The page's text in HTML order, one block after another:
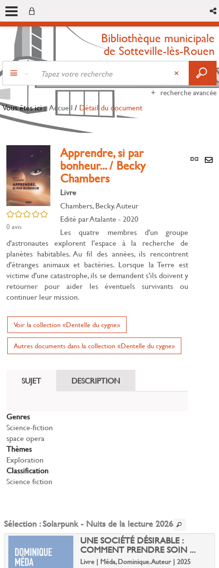
Bibliothèque municipale
de Sotteville-lès-Rouen
recherche avancée
Vous êtes ici : Accueil / Détail du document
Lien
/5
0avis
Apprendre, si par
bonheur... / Becky
Chambers
Livre
Chambers, Becky. Auteur
Edité parAtalante - 2020
Les quatre membres d'un groupe
d'astronautes explorent l'espace à la recherche de
planètes habitables. Au fil des années, ils rencontrent
d'étranges animaux et bactéries. Lorsque la Terre est
victime d'une catastrophe, ils se demandent s'ils doivent y
retourner pour aider les éventuels survivants ou
continuer leur mission.
Voir la collection «Dentelle du cygne»
Autres documents dans la collection «Dentelle du cygne»
SUJET DESCRIPTION
Genres
Science-fiction
space opera
Thèmes
Exploration
Classification
Science fiction
Sélection : Solarpunk - Nuits de la lecture 2026
UNE SOCIÉTÉ DÉSIRABLE :
COMMENT PRENDRE SOIN ...
Livre | Méda, Dominique. Auteur | 2025